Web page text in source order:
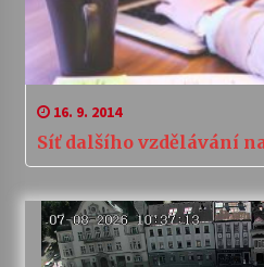
16. 9. 2014
Síť dalšího vzdělávání